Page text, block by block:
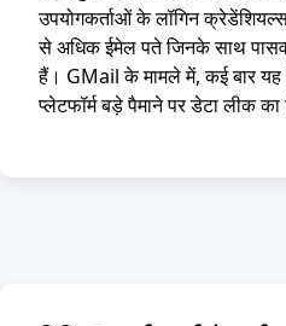
उपयोगकर्ताओं के लॉगिन
से अधिक ईमेल पते जिनके साथ
हैं। GMail के मामले में, कई बार
प्लेटफॉर्म बड़े पैमाने पर डेटा लीक का